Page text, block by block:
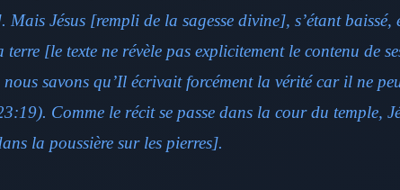
Mais Jésus [rempli de la sagesse divine], s’étant
terre [le texte ne révèle pas explicitement le contenu de
nous savons qu’Il écrivait forcément la vérité car il ne
Comme le récit se passe dans la cour du temple,
la poussière sur les pierres].